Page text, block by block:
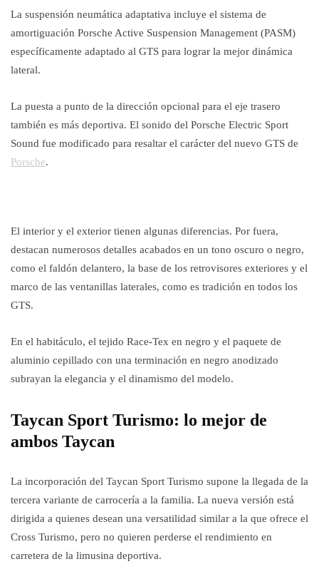
La suspensión neumática adaptativa incluye el sistema de
amortiguación Porsche Active Suspension Management (PASM)
específicamente adaptado al GTS para lograr la mejor dinámica
lateral.
La puesta a punto de la dirección opcional para el eje trasero
también es más deportiva. El sonido del Porsche Electric Sport
Sound fue modificado para resaltar el carácter del nuevo GTS de
Porsche.
El interior y el exterior tienen algunas diferencias. Por fuera,
destacan numerosos detalles acabados en un tono oscuro o negro,
como el faldón delantero, la base de los retrovisores exteriores y el
marco de las ventanillas laterales, como es tradición en todos los
GTS.
En el habitáculo, el tejido Race-Tex en negro y el paquete de
aluminio cepillado con una terminación en negro anodizado
subrayan la elegancia y el dinamismo del modelo.
Taycan Sport Turismo: lo mejor de
ambos Taycan
La incorporación del Taycan Sport Turismo supone la llegada de la
tercera variante de carrocería a la familia. La nueva versión está
dirigida a quienes desean una versatilidad similar a la que ofrece el
Cross Turismo, pero no quieren perderse el rendimiento en
carretera de la limusina deportiva.